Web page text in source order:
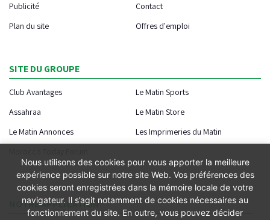
Publicité
Contact
Plan du site
Offres d'emploi
SITE DU GROUPE
Club Avantages
Le Matin Sports
Assahraa
Le Matin Store
Le Matin Annonces
Les Imprimeries du Matin
NOTRE APPLICATION
Nous utilisons des cookies pour vous apporter la meilleure
expérience possible sur notre site Web. Vos préférences des
cookies seront enregistrées dans la mémoire locale de votre
navigateur. Il s’agit notamment de cookies nécessaires au
fonctionnement du site. En outre, vous pouvez décider